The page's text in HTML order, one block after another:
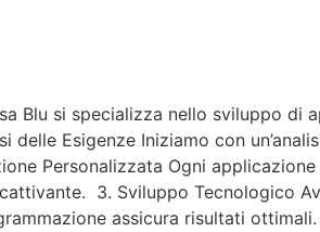
Blu si specializza nello sviluppo di
Esigenze Iniziamo con
Personalizzata Ogni
3. Sviluppo Tecnologico
assicura risultati